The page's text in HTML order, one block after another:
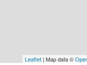
Leaflet | Map data ©